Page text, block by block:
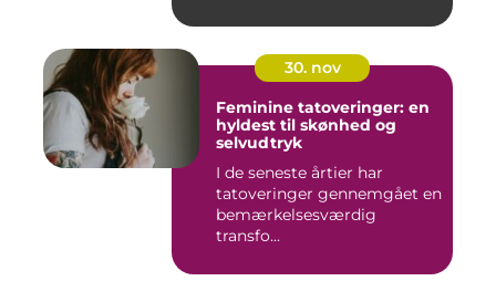
30. nov
Feminine tatoveringer: en
hyldest til skønhed og
selvudtryk
I de seneste årtier har
tatoveringer gennemgået en
bemærkelsesværdig
transfo...